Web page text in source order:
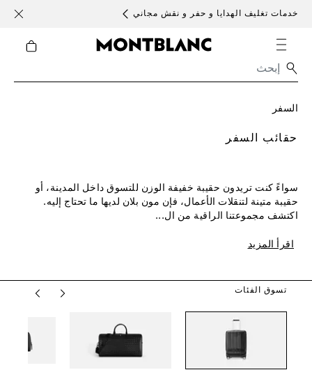
خدمات تغليف الهدايا و حفر و نقش مجاني
الأحد
السفر
حقائب السفر
سواءً كنت تريدون حقيبة خفيفة الوزن للتسوق داخل المدينة، أو
حقيبة متينة لتنقلات الأعمال، فإن مون بلان لديها ما تحتاج إليه.
اكتشف مجموعتنا الراقية من ال...
اقرأ المزيد
تسوق الفئات